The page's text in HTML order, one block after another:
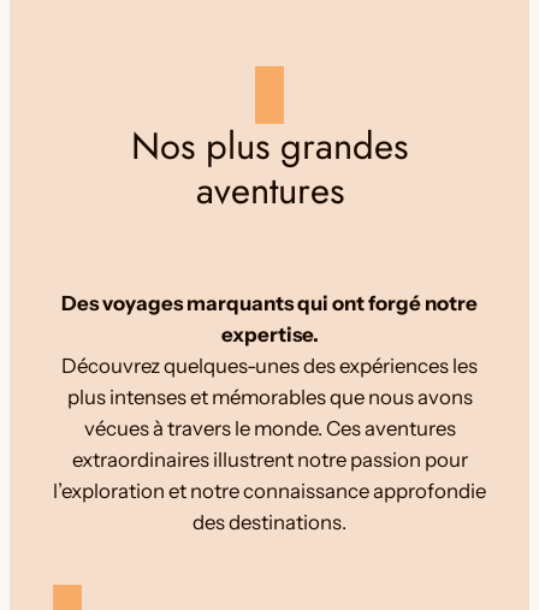
Nos plus grandes
aventures
Des voyages marquants qui ont forgé notre
expertise.
Découvrez quelques-unes des expériences les
plus intenses et mémorables que nous avons
vécues à travers le monde. Ces aventures
extraordinaires illustrent notre passion pour
l’exploration et notre connaissance approfondie
des destinations.